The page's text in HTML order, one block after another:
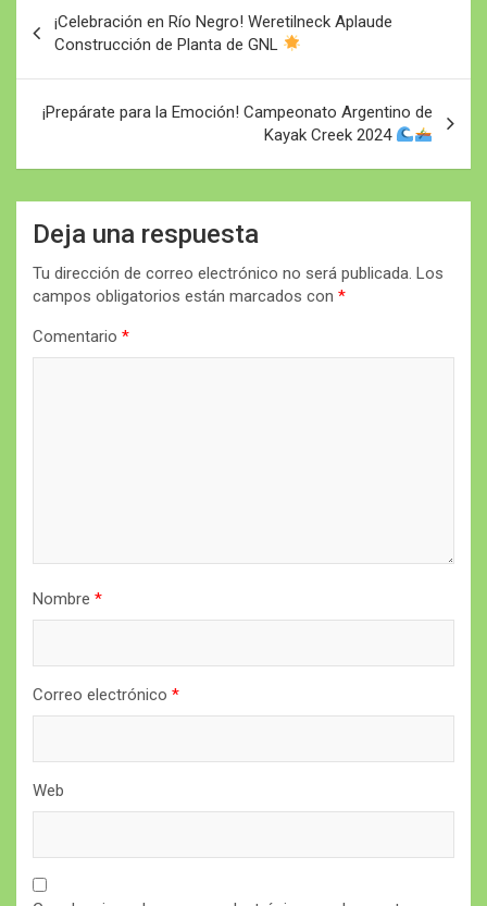
de
entradas
¡Celebración en Río Negro! Weretilneck Aplaude
Construcción de Planta de GNL
¡Prepárate para la Emoción! Campeonato Argentino de
Kayak Creek 2024
Deja una respuesta
Tu dirección de correo electrónico no será publicada. Los
campos obligatorios están marcados con *
Comentario *
Nombre *
Correo electrónico *
Web